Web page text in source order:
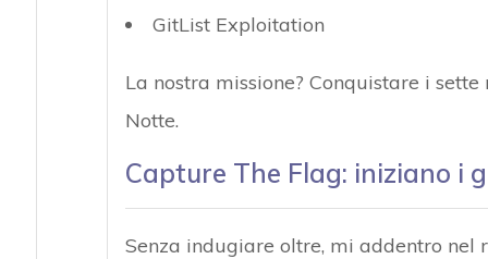
GitList Exploitation
La nostra missione? Conquistare i
Notte.
Capture The Flag: iniziano i
Senza indugiare oltre, mi addentro nel